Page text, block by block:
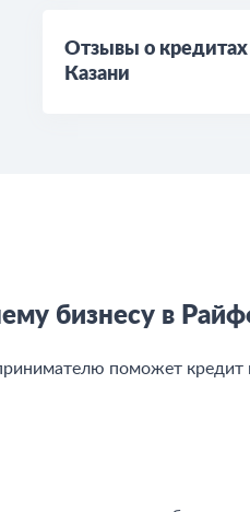
Отзывы о кредитах
Казани
бизнесу в
поможет кредит